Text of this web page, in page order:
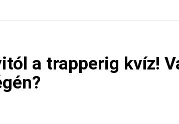
a trapperig kvíz!